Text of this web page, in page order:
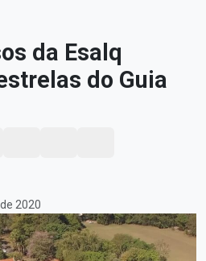
da Esalq
do Guia
2020